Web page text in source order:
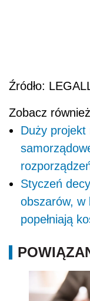
Źródło:
Zobacz
Duży projekt
Styczeń
obszarów, w
popełniają